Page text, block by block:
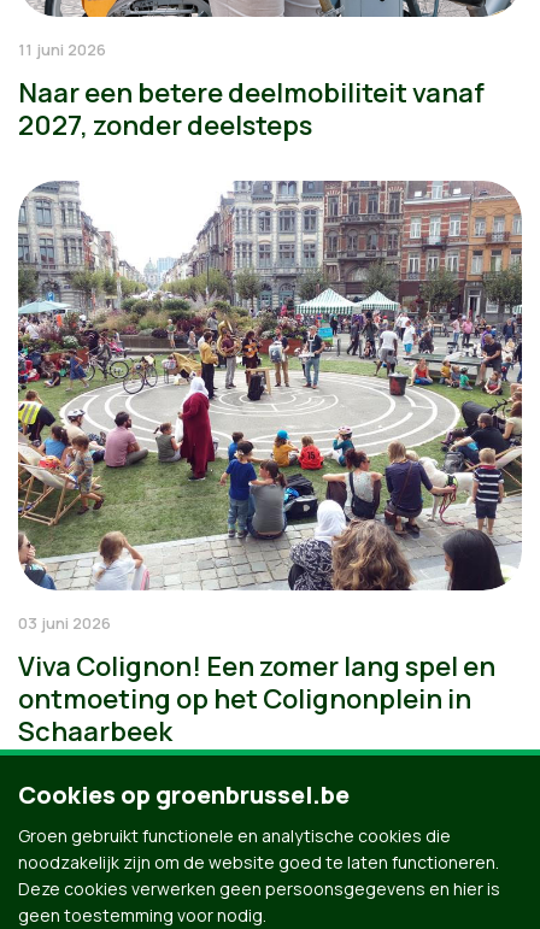
11 juni 2026
Naar een betere deelmobiliteit vanaf
2027, zonder deelsteps
03 juni 2026
Viva Colignon! Een zomer lang spel en
ontmoeting op het Colignonplein in
Schaarbeek
Cookies op groenbrussel.be
Groen gebruikt functionele en analytische cookies die
noodzakelijk zijn om de website goed te laten functioneren.
Deze cookies verwerken geen persoonsgegevens en hier is
geen toestemming voor nodig.